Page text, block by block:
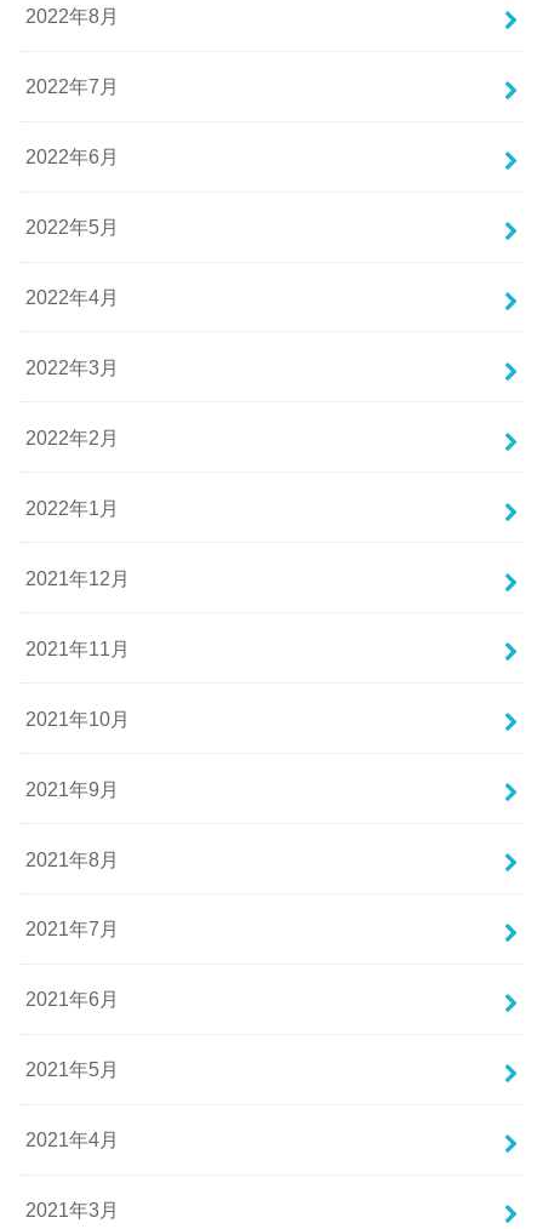
2022年8月
2022年7月
2022年6月
2022年5月
2022年4月
2022年3月
2022年2月
2022年1月
2021年12月
2021年11月
2021年10月
2021年9月
2021年8月
2021年7月
2021年6月
2021年5月
2021年4月
2021年3月